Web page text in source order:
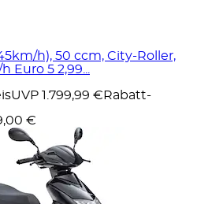
h), 50 ccm, City-Roller,
Euro 5 2,99...
UVP 1.799,99 € Rabatt-
€